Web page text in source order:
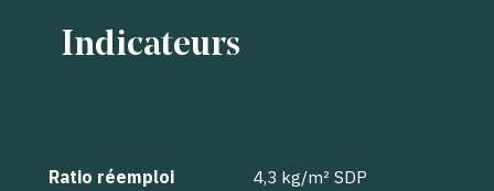
Indicateurs
Ratio réemploi 4,3 kg/m² SDP